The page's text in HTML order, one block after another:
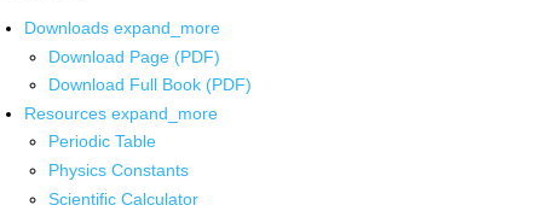
Downloads expand_more
Download Page (PDF)
Download Full Book (PDF)
Resources expand_more
Periodic Table
Physics Constants
Scientific Calculator